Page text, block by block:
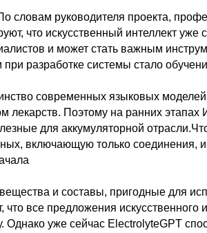
словам руководителя проекта,
что искусственный интеллект
и может стать важным
разработке системы стало
современных языковых
лекарств. Поэтому на ранних
для аккумуляторной
включающую только соединения,
и составы, пригодные для
что все предложения искусственного
уже сейчас ElectrolyteGPT